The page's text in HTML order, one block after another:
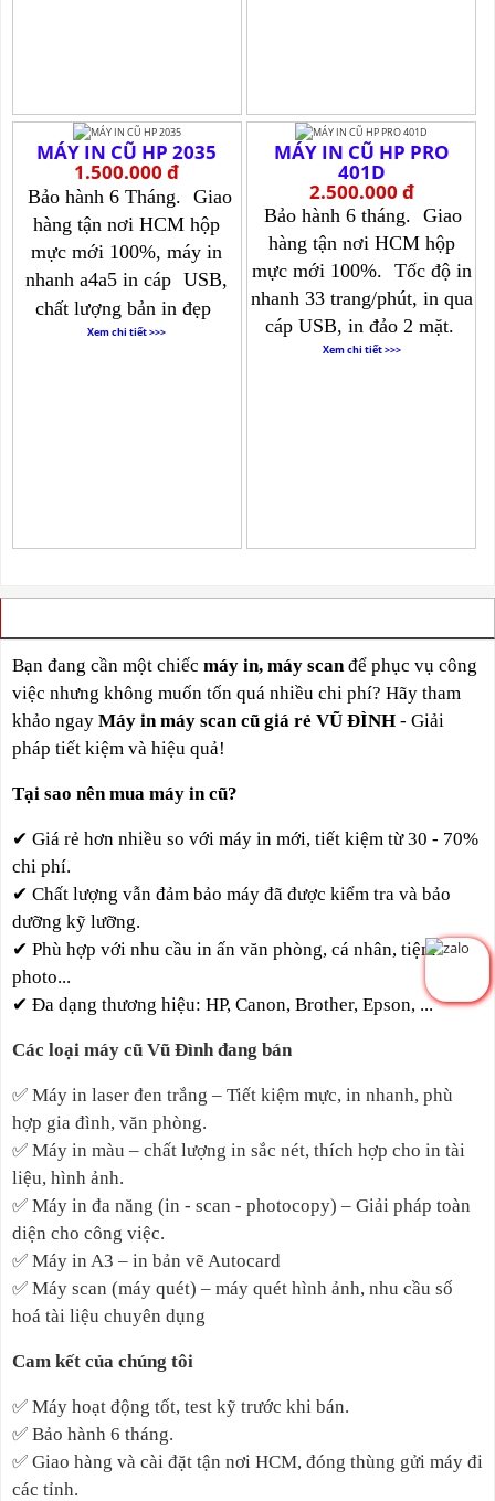
MÁY IN CŨ HP 2035
1.500.000 đ
Bảo hành 6 Tháng.
Giao
hàng tận nơi HCM hộp
mực mới 100%, máy in
nhanh a4a5 in cáp USB,
chất lượng bản in đẹp
Xem chi tiết >>>
MÁY IN CŨ HP PRO
401D
2.500.000 đ
Bảo hành 6 tháng.
Giao
hàng tận nơi HCM hộp
mực mới 100%. Tốc độ in
nhanh 33 trang/phút, in qua
cáp USB, in đảo 2 mặt.
Xem chi tiết >>>
Bạn đang cần một chiếc máy in, máy scan để phục vụ công
việc nhưng không muốn tốn quá nhiều chi phí? Hãy tham
khảo ngay Máy in máy scan cũ giá rẻ VŨ ĐÌNH - Giải
pháp tiết kiệm và hiệu quả!
Tại sao nên mua máy in cũ?
✔ Giá rẻ hơn nhiều so với máy in mới, tiết kiệm từ 30 - 70%
chi phí.
✔ Chất lượng vẫn đảm bảo máy đã được kiểm tra và bảo
dưỡng kỹ lưỡng.
✔ Phù hợp với nhu cầu in ấn văn phòng, cá nhân, tiệm
photo...
✔ Đa dạng thương hiệu: HP, Canon, Brother, Epson, ...
Các loại máy cũ Vũ Đình đang bán
✅ Máy in laser đen trắng – Tiết kiệm mực, in nhanh, phù
hợp gia đình, văn phòng.
✅ Máy in màu – chất lượng in sắc nét, thích hợp cho in tài
liệu, hình ảnh.
✅ Máy in đa năng (in - scan - photocopy) – Giải pháp toàn
diện cho công việc.
✅ Máy in A3 – in bản vẽ Autocard
✅ Máy scan (máy quét) – máy quét hình ảnh, nhu cầu số
hoá tài liệu chuyên dụng
Cam kết của chúng tôi
✅ Máy hoạt động tốt, test kỹ trước khi bán.
✅ Bảo hành 6 tháng.
✅ Giao hàng và cài đặt tận nơi HCM, đóng thùng gửi máy đi
các tỉnh.